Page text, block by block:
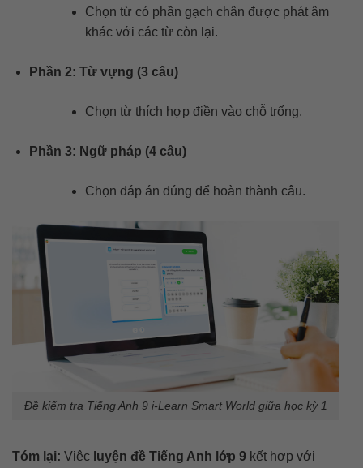
Chọn từ có phần gạch chân được phát âm
khác với các từ còn lại.
Phần 2: Từ vựng (3 câu)
Chọn từ thích hợp điền vào chỗ trống.
Phần 3: Ngữ pháp (4 câu)
Chọn đáp án đúng để hoàn thành câu.
Đề kiểm tra Tiếng Anh 9 i-Learn Smart World giữa học kỳ 1
Tóm lại: Việc luyện đề Tiếng Anh lớp 9 kết hợp với